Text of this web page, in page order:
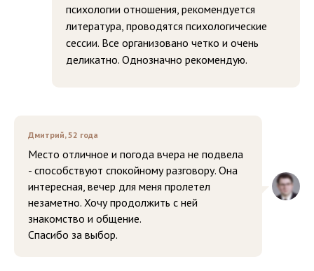
психологии отношения, рекомендуется
литература, проводятся психологические
сессии. Все организовано четко и очень
деликатно. Однозначно рекомендую.
Дмитрий, 52 года
Место отличное и погода вчера не подвела
- способствуют спокойному разговору. Она
интересная, вечер для меня пролетел
незаметно. Хочу продолжить с ней
знакомство и общение.
Спасибо за выбор.